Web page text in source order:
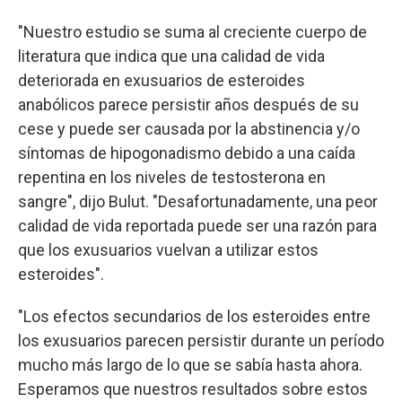
"Nuestro estudio se suma al creciente cuerpo de
literatura que indica que una calidad de vida
deteriorada en exusuarios de esteroides
anabólicos parece persistir años después de su
cese y puede ser causada por la abstinencia y/o
síntomas de hipogonadismo debido a una caída
repentina en los niveles de testosterona en
sangre", dijo Bulut. "Desafortunadamente, una peor
calidad de vida reportada puede ser una razón para
que los exusuarios vuelvan a utilizar estos
esteroides".
"Los efectos secundarios de los esteroides entre
los exusuarios parecen persistir durante un período
mucho más largo de lo que se sabía hasta ahora.
Esperamos que nuestros resultados sobre estos